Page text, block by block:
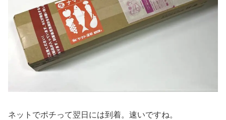
ネットでポチって翌日には到着。速いですね。